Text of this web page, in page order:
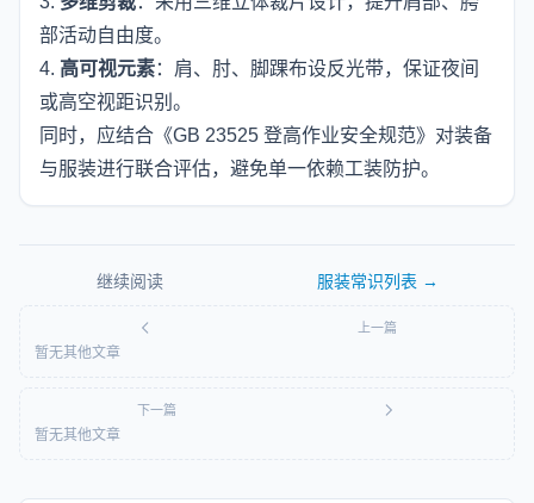
部活动自由度。
4. 高可视元素：肩、肘、脚踝布设反光带，保证夜间
或高空视距识别。
同时，应结合《GB 23525 登高作业安全规范》对装备
与服装进行联合评估，避免单一依赖工装防护。
继续阅读 服装常识列表 →
上一篇
暂无其他文章
下一篇
暂无其他文章